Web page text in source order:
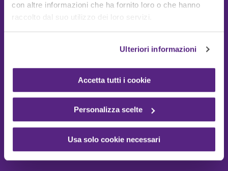
con altre informazioni che ha fornito loro o che hanno
raccolto dal suo utilizzo dei loro servizi.
Ulteriori informazioni
Accetta tutti i cookie
Personalizza scelte
Usa solo cookie necessari
Guide Utili